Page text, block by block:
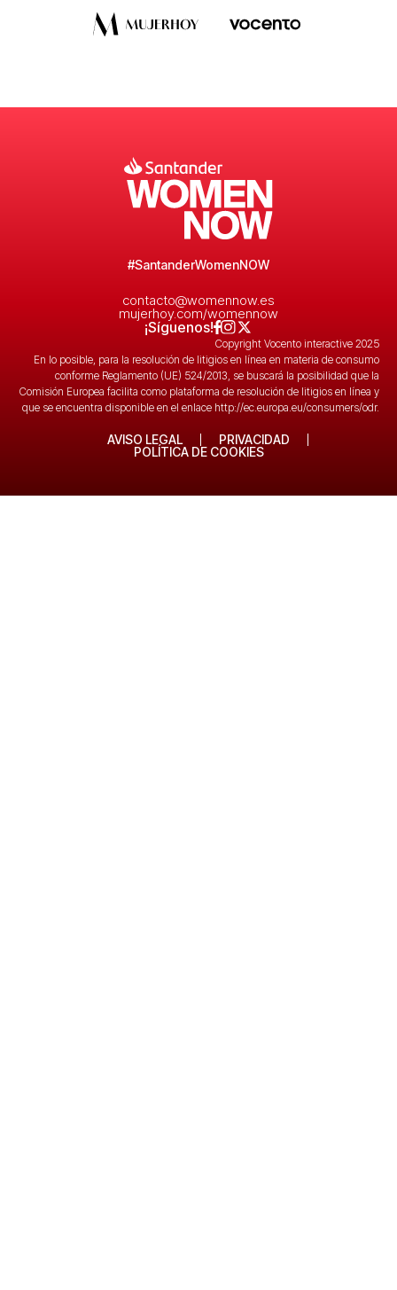
#SantanderWomenNOW
contacto@womennow.es
mujerhoy.com/womennow
¡Síguenos!
Copyright Vocento interactive 2025
En lo posible, para la resolución de litigios en línea en materia de consumo
conforme Reglamento (UE) 524/2013, se buscará la posibilidad que la
Comisión Europea facilita como plataforma de resolución de litigios en línea y
que se encuentra disponible en el enlace http://ec.europa.eu/consumers/odr.
AVISO LEGAL
PRIVACIDAD
POLÍTICA DE COOKIES